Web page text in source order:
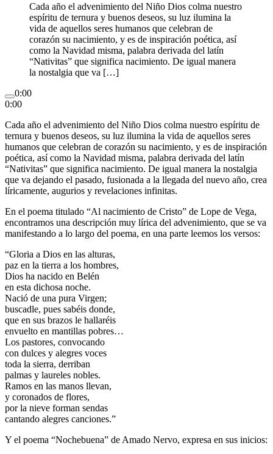
Cada año el advenimiento del Niño Dios colma nuestro
espíritu de ternura y buenos deseos, su luz ilumina la
vida de aquellos seres humanos que celebran de
corazón su nacimiento, y es de inspiración poética, así
como la Navidad misma, palabra derivada del latín
“Nativitas” que significa nacimiento. De igual manera
la nostalgia que va […]
0:00
0:00
Cada año el advenimiento del Niño Dios colma nuestro espíritu de
ternura y buenos deseos, su luz ilumina la vida de aquellos seres
humanos que celebran de corazón su nacimiento, y es de inspiración
poética, así como la Navidad misma, palabra derivada del latín
“Nativitas” que significa nacimiento. De igual manera la nostalgia
que va dejando el pasado, fusionada a la llegada del nuevo año, crea
líricamente, augurios y revelaciones infinitas.
En el poema titulado “Al nacimiento de Cristo” de Lope de Vega,
encontramos una descripción muy lírica del advenimiento, que se va
manifestando a lo largo del poema, en una parte leemos los versos:
“Gloria a Dios en las alturas,
paz en la tierra a los hombres,
Dios ha nacido en Belén
en esta dichosa noche.
Nació de una pura Virgen;
buscadle, pues sabéis donde,
que en sus brazos le hallaréis
envuelto en mantillas pobres…
Los pastores, convocando
con dulces y alegres voces
toda la sierra, derriban
palmas y laureles nobles.
Ramos en las manos llevan,
y coronados de flores,
por la nieve forman sendas
cantando alegres canciones.”
Y el poema “Nochebuena” de Amado Nervo, expresa en sus inicios: